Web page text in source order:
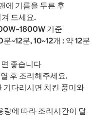
에 기름을 두른 후
드세요.
기준
~12분, 10~12개 : 약 12분
좋습니다
후 조리해주세요.
기다리시면 치킨 풍미와
량에 따라 조리시간이 달